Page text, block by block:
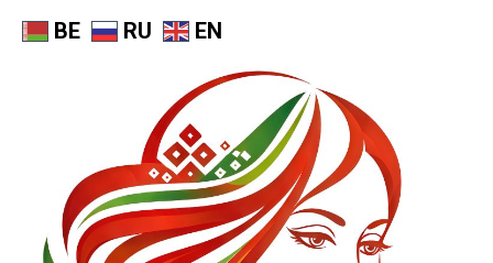
BE RU EN